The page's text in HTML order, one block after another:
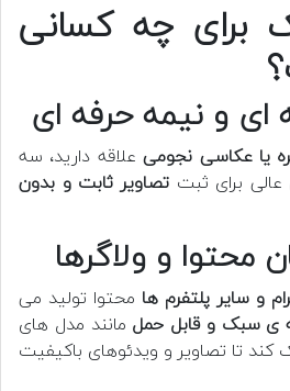
برای چه کسانی
یا عکاسی نجومیعلاقه دارید، سه
تصاویر ثابت و بدون
و سایر پلتفرم ها محتوا تولید می
ی سبک و قابل حمل مانند مدل های
تا تصاویر و ویدئوهای باکیفیت